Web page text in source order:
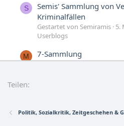
S
Semis' Sammlung von
Kriminalfällen
Gestartet von Semiramis 5.
Userblogs
M 7-Sammlung
Gestartet von Mitmensch
Philosophie und
Teilen:
Politik, Sozialkritik, Zeitgeschehen &